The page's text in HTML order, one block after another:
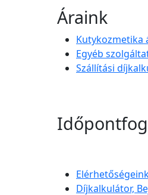
Áraink
Kutykozmetika
Egyéb
Szállítási
Díjkalkulátor,